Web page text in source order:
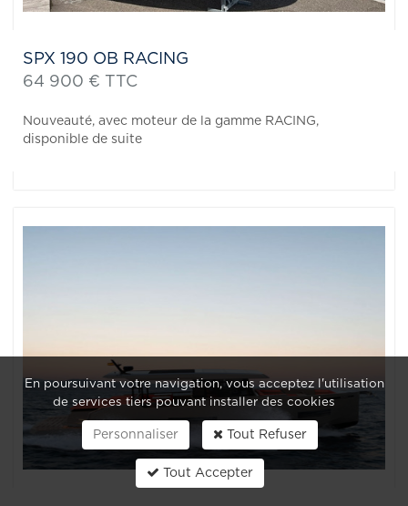
SPX 190 OB RACING
64 900 € TTC
Nouveauté, avec moteur de la gamme RACING,
disponible de suite
En poursuivant votre navigation, vous acceptez l'utilisation
de services tiers pouvant installer des cookies
Personnaliser Tout Refuser
Tout Accepter